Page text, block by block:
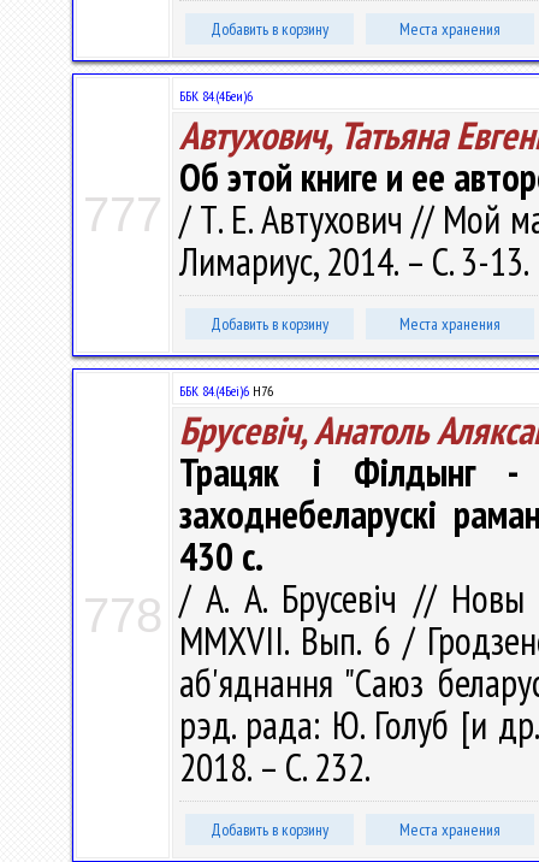
Добавить в корзину Места хранения
777
ББК 84.(4Беи)6
Автухович, Татьяна
Об этой книге и ее
/ Т. Е. Автухович // Мой
Лимариус, 2014. – С. 3-13.
Добавить в корзину Места хранения
778
ББК 84.(4Беі)6 Н76
Брусевіч, Анатоль
Трацяк і Філдынг
заходнебеларускі
430 с.
/ А. А. Брусевіч // Новы
ММXVII. Вып. 6 /
аб'яднання "Саюз
рэд. рада: Ю. Голуб [и
2018. – С. 232.
Добавить в корзину Места хранения